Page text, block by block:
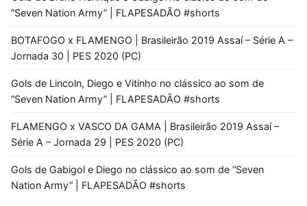
“Seven Nation Army” | FLAPESADÃO #shorts
BOTAFOGO x FLAMENGO | Brasileirão 2019 Assaí – Série A –
Jornada 30 | PES 2020 (PC)
Gols de Lincoln, Diego e Vitinho no clássico ao som de
“Seven Nation Army” | FLAPESADÃO #shorts
FLAMENGO x VASCO DA GAMA | Brasileirão 2019 Assaí –
Série A – Jornada 29 | PES 2020 (PC)
Gols de Gabigol e Diego no clássico ao som de “Seven
Nation Army” | FLAPESADÃO #shorts